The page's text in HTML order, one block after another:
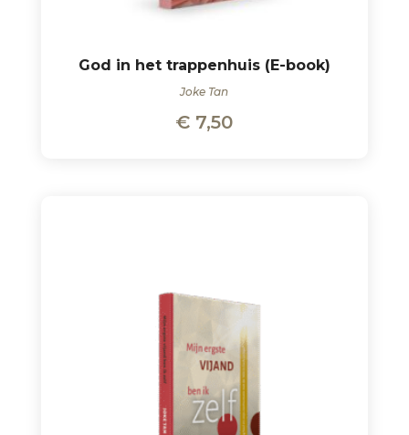
God in het trappenhuis (E-book)
Joke Tan
€ 7,50